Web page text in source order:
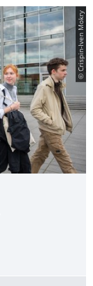
© Crispin-Iven Mokry